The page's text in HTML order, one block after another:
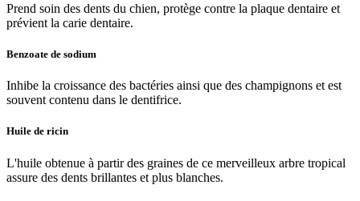
Prend soin des dents du chien, protège contre la plaque dentaire et
prévient la carie dentaire.
Benzoate de sodium
Inhibe la croissance des bactéries ainsi que des champignons et est
souvent contenu dans le dentifrice.
Huile de ricin
L'huile obtenue à partir des graines de ce merveilleux arbre tropical
assure des dents brillantes et plus blanches.